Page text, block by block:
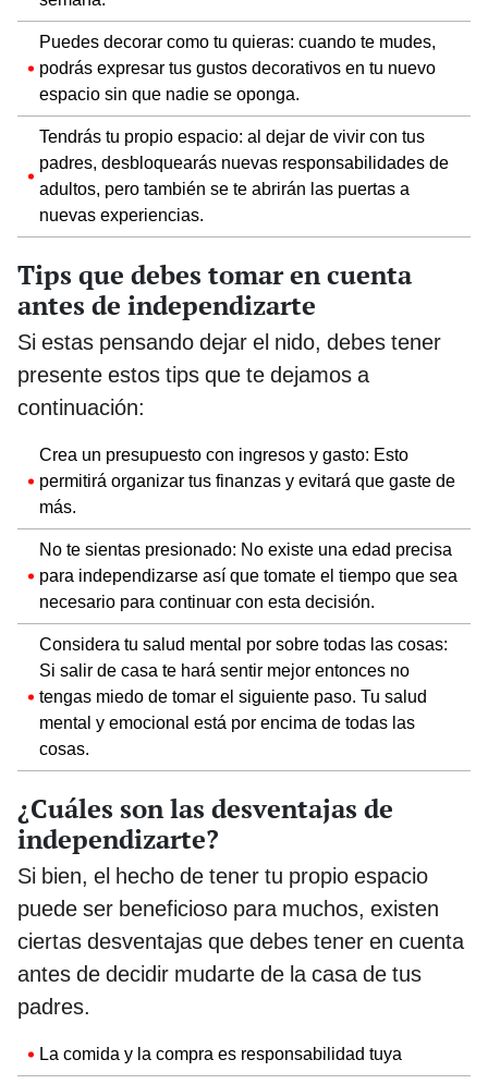
Puedes decorar como tu quieras: cuando te mudes,
podrás expresar tus gustos decorativos en tu nuevo
espacio sin que nadie se oponga.
Tendrás tu propio espacio: al dejar de vivir con tus
padres, desbloquearás nuevas responsabilidades de
adultos, pero también se te abrirán las puertas a
nuevas experiencias.
Tips que debes tomar en cuenta
antes de independizarte
Si estas pensando dejar el nido, debes tener
presente estos tips que te dejamos a
continuación:
Crea un presupuesto con ingresos y gasto: Esto
permitirá organizar tus finanzas y evitará que gaste de
más.
No te sientas presionado: No existe una edad precisa
para independizarse así que tomate el tiempo que sea
necesario para continuar con esta decisión.
Considera tu salud mental por sobre todas las cosas:
Si salir de casa te hará sentir mejor entonces no
tengas miedo de tomar el siguiente paso. Tu salud
mental y emocional está por encima de todas las
cosas.
¿Cuáles son las desventajas de
independizarte?
Si bien, el hecho de tener tu propio espacio
puede ser beneficioso para muchos, existen
ciertas desventajas que debes tener en cuenta
antes de decidir mudarte de la casa de tus
padres.
La comida y la compra es responsabilidad tuya